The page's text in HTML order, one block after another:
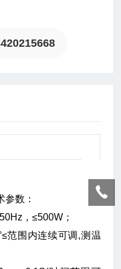
数：
，≤500W；
围内连续可调,测温